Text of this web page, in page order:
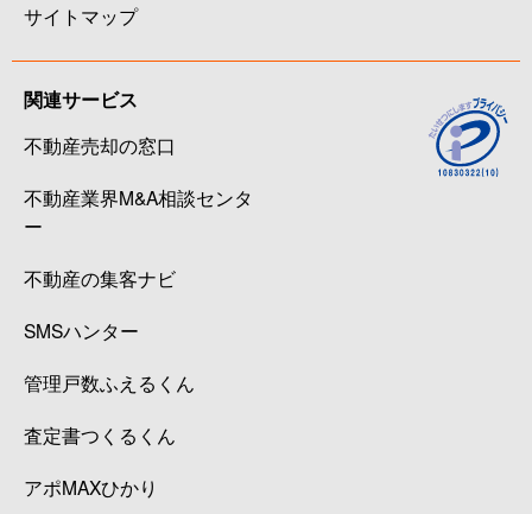
サイトマップ
関連サービス
不動産売却の窓口
不動産業界M&A相談センタ
ー
不動産の集客ナビ
SMSハンター
管理戸数ふえるくん
査定書つくるくん
アポMAXひかり